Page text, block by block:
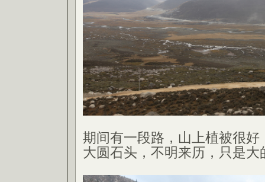
期间有一段路，山上植被很好
大圆石头，不明来历，只是大